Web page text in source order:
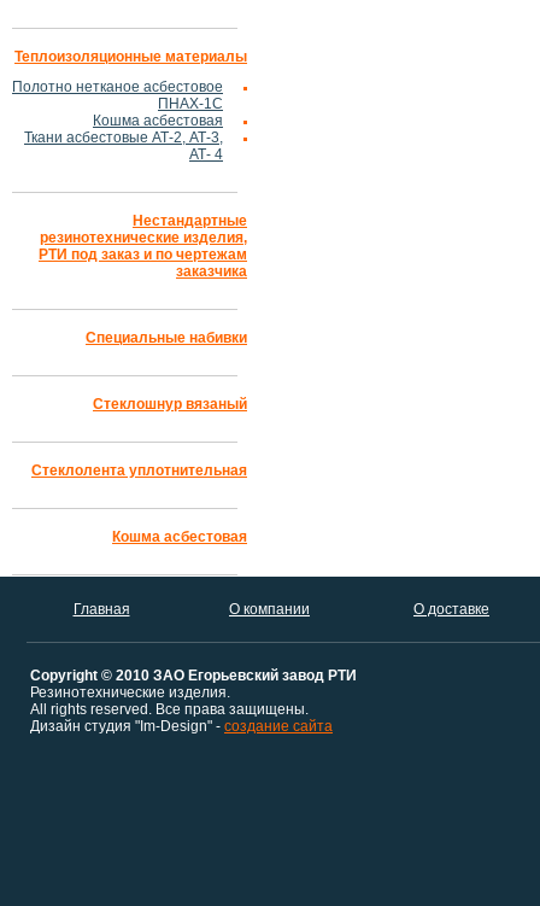
Теплоизоляционные материалы
Полотно нетканое асбестовое
ПНАХ-1С
Кошма асбестовая
Ткани асбестовые АТ-2, АТ-3,
АТ- 4
Нестандартные
резинотехнические изделия,
РТИ под заказ и по чертежам
заказчика
Специальные набивки
Стеклошнур вязаный
Стеклолента уплотнительная
Кошма асбестовая
Главная О компании О доставке
Copyright © 2010 ЗАО Егорьевский завод РТИ
Резинотехнические изделия.
All rights reserved. Все права защищены.
Дизайн студия "Im-Design" - создание сайта